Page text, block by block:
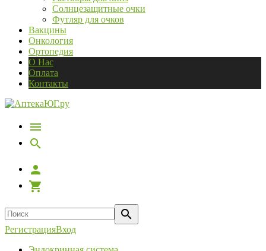
Солнцезащитные очки
Футляр для очков
Вакцины
Онкология
Ортопедия
О Нас
Оплата
Контакты
РегистрацияВход